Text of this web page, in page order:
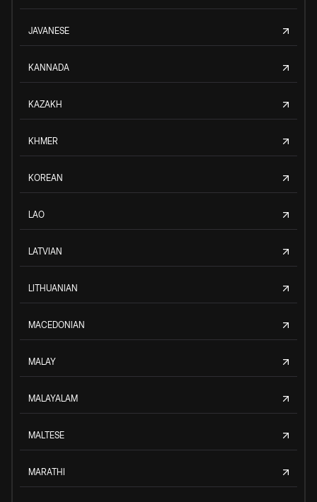
JAVANESE
KANNADA
KAZAKH
KHMER
KOREAN
LAO
LATVIAN
LITHUANIAN
MACEDONIAN
MALAY
MALAYALAM
MALTESE
MARATHI